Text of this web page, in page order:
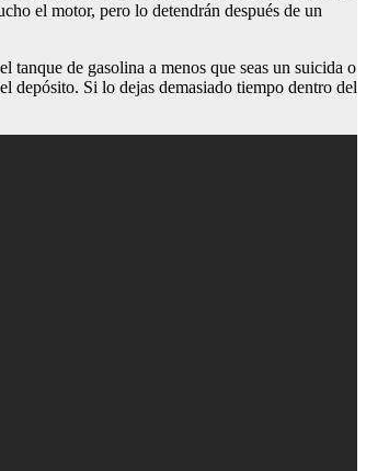
el motor, pero lo detendrán después de un
tanque de gasolina a menos que seas un suicida o
depósito. Si lo dejas demasiado tiempo dentro del